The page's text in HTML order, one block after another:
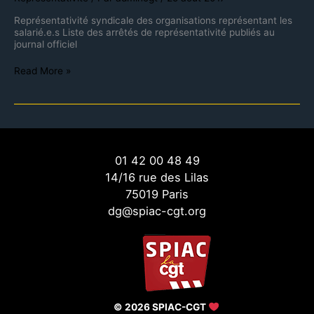
Représentativité syndicale des organisations représentant les
salarié.e.s Liste des arrêtés de représentativité publiés au
journal officiel
Read More »
01 42 00 48 49
14/16 rue des Lilas
75019 Paris
dg@spiac-cgt.org
© 2026 SPIAC-CGT